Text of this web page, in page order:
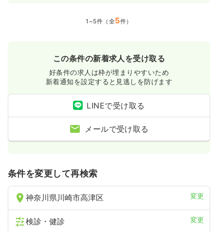
1~5件（全5件）
この条件の新着求人を受け取る
好条件の求人は枠が埋まりやすいため
新着通知を設定すると見逃しを防げます
LINEで受け取る
メールで受け取る
条件を変更して再検索
神奈川県川崎市高津区 変更
検診・健診 変更